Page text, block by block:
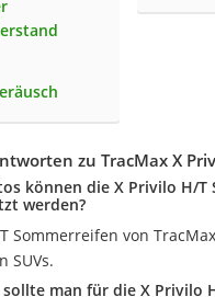
zu TracMax X
können die X Privilo H/T
werden?
Sommerreifen von
SUVs.
sollte man für die X Privilo